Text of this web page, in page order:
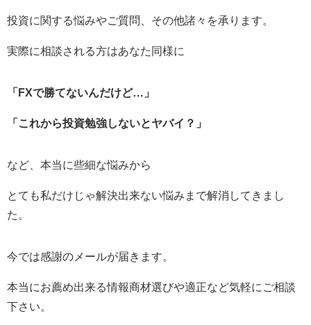
投資に関する悩みやご質問、その他諸々を承ります。
実際に相談される方はあなた同様に
「FXで勝てないんだけど…」
「これから投資勉強しないとヤバイ？」
など、本当に些細な悩みから
とても私だけじゃ解決出来ない悩みまで解消してきまし
た。
今では感謝のメールが届きます。
本当にお薦め出来る情報商材選びや適正など気軽にご相談
下さい。